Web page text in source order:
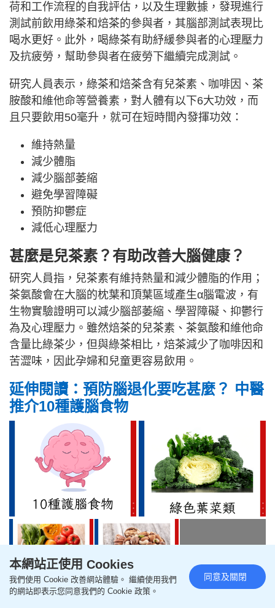
荷和工作流程的自我評估，以及生理數據，發現進行
測試前飲用綠茶和焙茶的參與者，其腦部測試表現比
喝水更好。此外，喝綠茶有助紓緩參與者的心理壓力
及抗疲勞，幫助參與者在疲勞下繼續完成測試。
研究人員表示，綠茶和焙茶含有兒茶素、咖啡因、茶
胺酸和維他命等營養素，對人體有以下6大功效，而
且只要飲用50毫升，就可在短時間內發揮功效：
維持熱量
減少體脂
減少腦部萎縮
避免學習障礙
預防抑鬱症
減低心理壓力
甚麼是兒茶素？有助改善大腦健康？
研究人員指，兒茶素有維持熱量和減少體脂的作用；
茶氨酸會在大腦的枕葉和頂葉區域產生α腦電波，有
生物實驗證明可以減少腦部萎縮、學習障礙、抑鬱行
為及心理壓力。雖然焙茶的兒茶素、茶氨酸和維他命
含量比綠茶少，但與綠茶相比，焙茶減少了咖啡因和
苦澀味，因此孕婦和兒童更容易飲用。
延伸閱讀：預防腦退化要吃甚麼？ 中醫
推介10種護腦食物
+6
本網站正使用 Cookies
我們使用 Cookie 改善網站體驗。 繼續使用我們
的網站即表示您同意我們的 Cookie 政策。
同意及關閉